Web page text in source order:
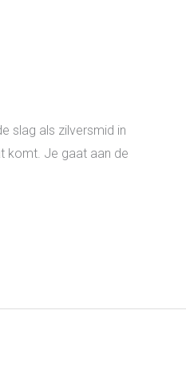
slag als zilversmid in
komt. Je gaat aan de